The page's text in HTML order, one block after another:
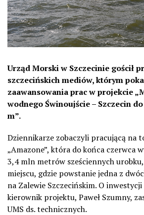
Urząd Morski w Szczecinie gościł
szczecińskich mediów, którym
zaawansowania prac w projekcie
wodnego Świnoujście – Szczecin
m”.
Dziennikarze zobaczyli pracującą na
„Amazone”, która do końca czerwca
3,4 mln metrów sześciennych urobku,
miejscu, gdzie powstanie jedna z
na Zalewie Szczecińskim. O
kierownik projektu, Paweł Szumny,
UMS ds. technicznych.